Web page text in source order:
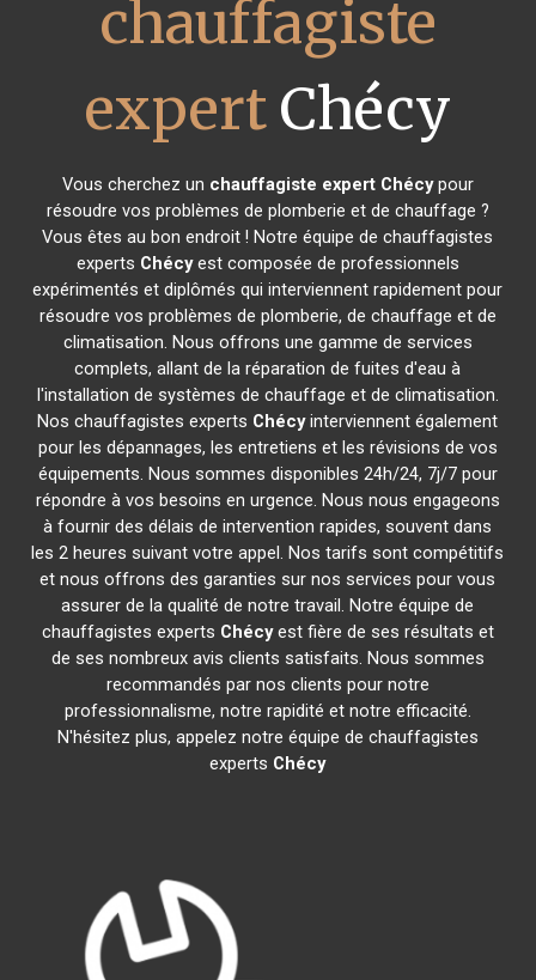
chauffagiste
expertChécy
Vous cherchez un chauffagiste expert Chécypour
résoudre vos problèmes de plomberie et de chauffage ?
Vous êtes au bon endroit ! Notre équipe de chauffagistes
experts Chécyest composée de professionnels
expérimentés et diplômés qui interviennent rapidement pour
résoudre vos problèmes de plomberie, de chauffage et de
climatisation. Nous offrons une gamme de services
complets, allant de la réparation de fuites d'eau à
l'installation de systèmes de chauffage et de climatisation.
Nos chauffagistes experts Chécyinterviennent également
pour les dépannages, les entretiens et les révisions de vos
équipements. Nous sommes disponibles 24h/24, 7j/7 pour
répondre à vos besoins en urgence. Nous nous engageons
à fournir des délais de intervention rapides, souvent dans
les 2 heures suivant votre appel. Nos tarifs sont compétitifs
et nous offrons des garanties sur nos services pour vous
assurer de la qualité de notre travail. Notre équipe de
chauffagistes experts Chécyest fière de ses résultats et
de ses nombreux avis clients satisfaits. Nous sommes
recommandés par nos clients pour notre
professionnalisme, notre rapidité et notre efficacité.
N'hésitez plus, appelez notre équipe de chauffagistes
experts Chécy